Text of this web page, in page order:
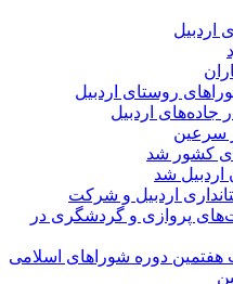
اردبیل
سرعین
کشور شد
اردبیل شد
اردبیل و شرکت
پروازی و گردشگری در
هفتمین دوره شوراهای اسلامی